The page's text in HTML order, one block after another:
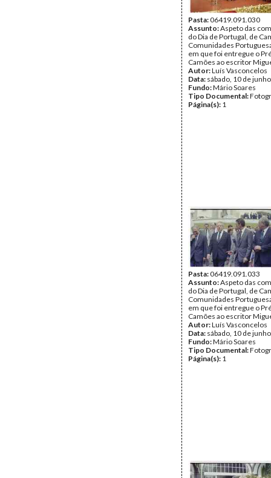
Pasta:06419.091.030
Assunto:Aspeto das
do Dia de Portugal, de
Comunidades
em que foi entregue o
Camões ao escritor
Autor:Luís Vasconcelos
Data: sábado, 10 de
Fundo:Mário Soares
Tipo Documental:
Página(s): 1
Pasta:06419.091.033
Assunto:Aspeto das
do Dia de Portugal, de
Comunidades
em que foi entregue o
Camões ao escritor
Autor:Luís Vasconcelos
Data: sábado, 10 de
Fundo:Mário Soares
Tipo Documental:
Página(s): 1